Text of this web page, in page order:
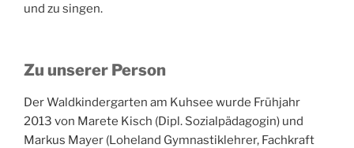
und zu singen.
Zu unserer Person
Der Waldkindergarten am Kuhsee wurde Frühjahr
2013 von Marete Kisch (Dipl. Sozialpädagogin) und
Markus Mayer (Loheland Gymnastiklehrer, Fachkraft